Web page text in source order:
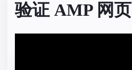
验证 AMP 网页